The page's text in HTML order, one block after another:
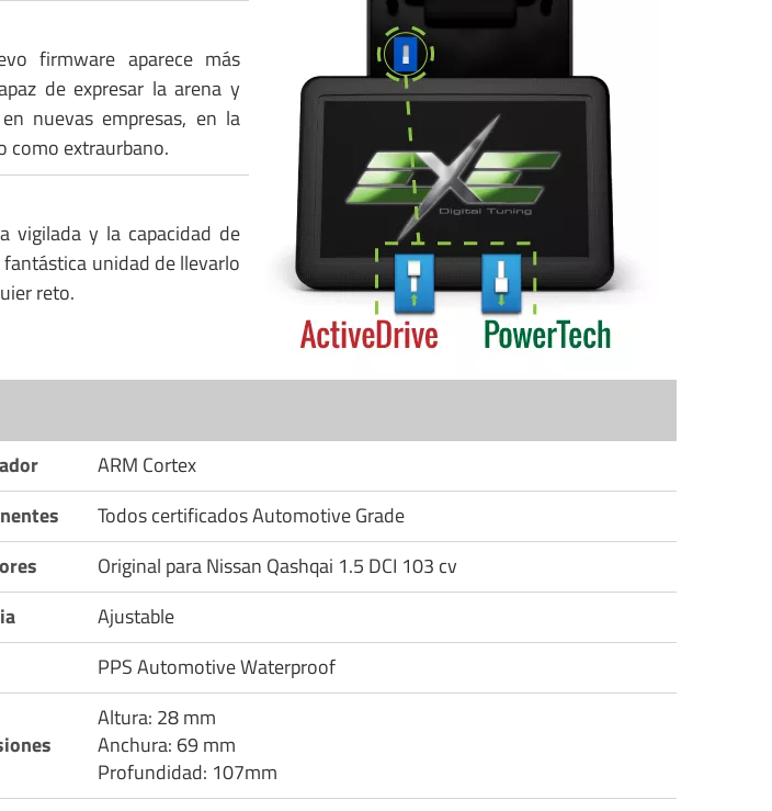
firmware aparece más
de expresar la arena y
nuevas empresas, en la
como extraurbano.
vigilada y la capacidad de
unidad de llevarlo
reto.
ARM Cortex
Todos certificados Automotive Grade
Original para Nissan Qashqai 1.5 DCI 103 cv
Ajustable
PPS Automotive Waterproof
Altura: 28 mm
Anchura: 69 mm
Profundidad: 107mm